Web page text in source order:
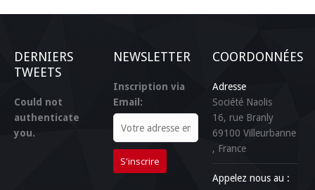
DERNIERS
TWEETS
Could not
authenticate
you.
NEWSLETTER
Inscription via
Email:
COORDONNÉES
Adresse
Société Naolis
16, rue Branly
69100Villeurbanne
, France
Appelez nous au :